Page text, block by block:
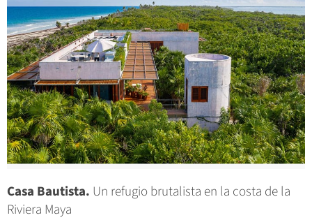
Casa Bautista. Un refugio brutalista en la costa de la
Riviera Maya